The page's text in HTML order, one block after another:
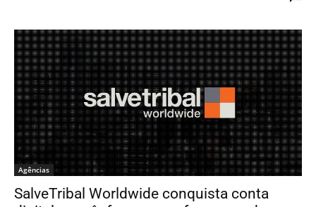
Agências
SalveTribal Worldwide conquista conta